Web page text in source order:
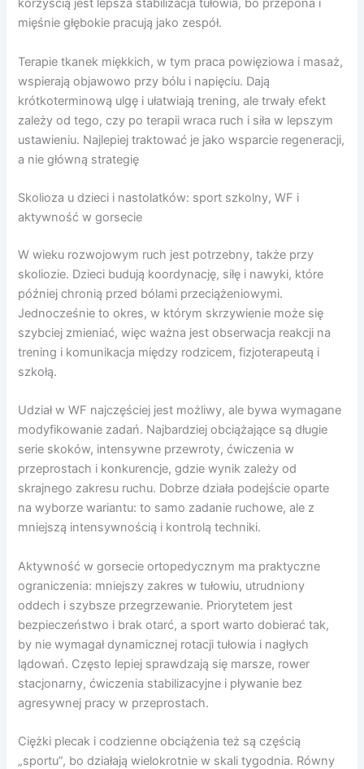
korzyścią jest lepsza stabilizacja tułowia, bo przepona i
mięśnie głębokie pracują jako zespół.
Terapie tkanek miękkich, w tym praca powięziowa i masaż,
wspierają objawowo przy bólu i napięciu. Dają
krótkoterminową ulgę i ułatwiają trening, ale trwały efekt
zależy od tego, czy po terapii wraca ruch i siła w lepszym
ustawieniu. Najlepiej traktować je jako wsparcie regeneracji,
a nie główną strategię
Skolioza u dzieci i nastolatków: sport szkolny, WF i
aktywność w gorsecie
W wieku rozwojowym ruch jest potrzebny, także przy
skoliozie. Dzieci budują koordynację, siłę i nawyki, które
później chronią przed bólami przeciążeniowymi.
Jednocześnie to okres, w którym skrzywienie może się
szybciej zmieniać, więc ważna jest obserwacja reakcji na
trening i komunikacja między rodzicem, fizjoterapeutą i
szkołą.
Udział w WF najczęściej jest możliwy, ale bywa wymagane
modyfikowanie zadań. Najbardziej obciążające są długie
serie skoków, intensywne przewroty, ćwiczenia w
przeprostach i konkurencje, gdzie wynik zależy od
skrajnego zakresu ruchu. Dobrze działa podejście oparte
na wyborze wariantu: to samo zadanie ruchowe, ale z
mniejszą intensywnością i kontrolą techniki.
Aktywność w gorsecie ortopedycznym ma praktyczne
ograniczenia: mniejszy zakres w tułowiu, utrudniony
oddech i szybsze przegrzewanie. Priorytetem jest
bezpieczeństwo i brak otarć, a sport warto dobierać tak,
by nie wymagał dynamicznej rotacji tułowia i nagłych
lądowań. Często lepiej sprawdzają się marsze, rower
stacjonarny, ćwiczenia stabilizacyjne i pływanie bez
agresywnej pracy w przeprostach.
Ciężki plecak i codzienne obciążenia też są częścią
„sportu”, bo działają wielokrotnie w skali tygodnia. Równy